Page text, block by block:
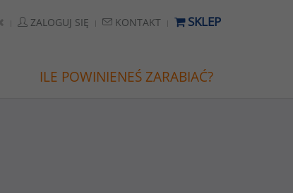
ZALOGUJ SIĘ KONTAKT SKLEP
ILE POWINIENEŚ ZARABIAĆ?